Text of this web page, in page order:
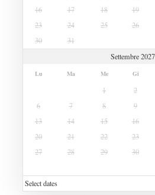
16
17 18 19
23
24 25 26
30
31
Settembre 2027
Lu Ma Me Gi
1 2
6
7 8 9
13
14 15 16
20
21 22 23
27
28 29 30
Select dates